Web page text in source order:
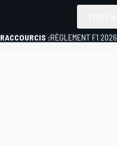
RACCOURCIS :RÈGLEMENT F1 2026